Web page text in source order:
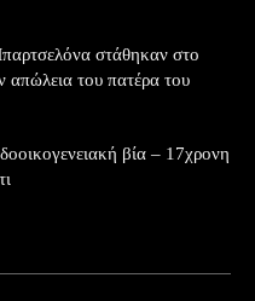
στάθηκαν στο
απώλεια του πατέρα του
βία – 17χρονη